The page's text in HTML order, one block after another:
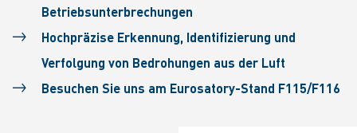
Betriebsunterbrechungen
Hochpräzise Erkennung, Identifizierung und
Verfolgung von Bedrohungen aus der Luft
Besuchen Sie uns am Eurosatory-Stand F115/F116